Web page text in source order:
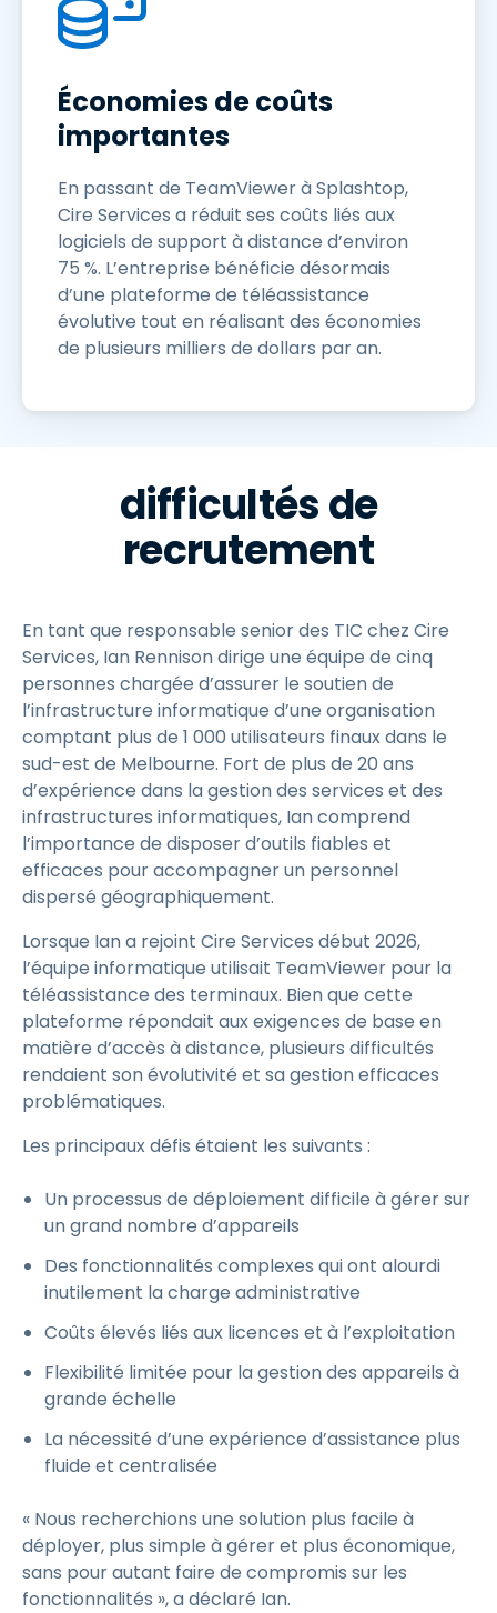
Économies de coûts
importantes
En passant de TeamViewer à Splashtop,
Cire Services a réduit ses coûts liés aux
logiciels de support à distance d’environ
75 %. L’entreprise bénéficie désormais
d’une plateforme de téléassistance
évolutive tout en réalisant des économies
de plusieurs milliers de dollars par an.
difficultés de
recrutement
En tant que responsable senior des TIC chez Cire
Services, Ian Rennison dirige une équipe de cinq
personnes chargée d’assurer le soutien de
l’infrastructure informatique d’une organisation
comptant plus de 1 000 utilisateurs finaux dans le
sud-est de Melbourne. Fort de plus de 20 ans
d’expérience dans la gestion des services et des
infrastructures informatiques, Ian comprend
l’importance de disposer d’outils fiables et
efficaces pour accompagner un personnel
dispersé géographiquement.
Lorsque Ian a rejoint Cire Services début 2026,
l’équipe informatique utilisait TeamViewer pour la
téléassistance des terminaux. Bien que cette
plateforme répondait aux exigences de base en
matière d’accès à distance, plusieurs difficultés
rendaient son évolutivité et sa gestion efficaces
problématiques.
Les principaux défis étaient les suivants :
Un processus de déploiement difficile à gérer sur
un grand nombre d’appareils
Des fonctionnalités complexes qui ont alourdi
inutilement la charge administrative
Coûts élevés liés aux licences et à l’exploitation
Flexibilité limitée pour la gestion des appareils à
grande échelle
La nécessité d’une expérience d’assistance plus
fluide et centralisée
« Nous recherchions une solution plus facile à
déployer, plus simple à gérer et plus économique,
sans pour autant faire de compromis sur les
fonctionnalités », a déclaré Ian.